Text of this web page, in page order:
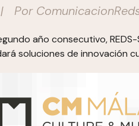
| Por
año consecutivo,
soluciones de innovación